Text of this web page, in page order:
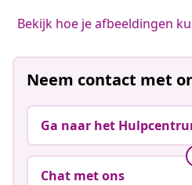
Bekijk hoe je afbeeldingen
Neem contact met
Ga naar het
Chat met ons